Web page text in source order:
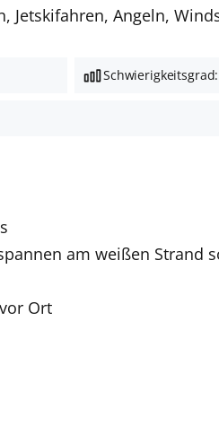
Jetskifahren, Angeln,
am weißen Strand
Ort